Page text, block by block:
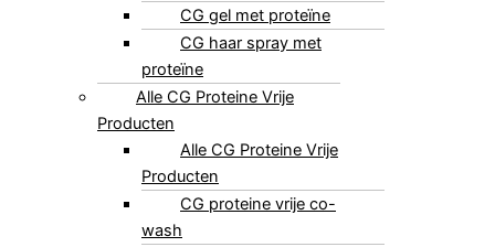
CG gel met proteïne
CG haar spray met
proteïne
Alle CG Proteine Vrije
Producten
Alle CG Proteine Vrije
Producten
CG proteine vrije co-
wash